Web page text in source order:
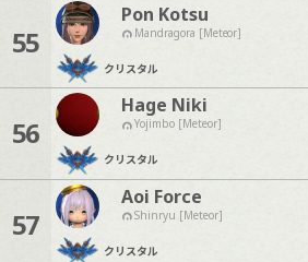
55
Pon Kotsu
Mandragora [Meteor]
クリスタル
56
Hage Niki
Yojimbo [Meteor]
クリスタル
57
Aoi Force
Shinryu [Meteor]
クリスタル